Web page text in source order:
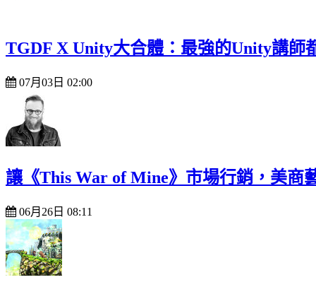
TGDF X Unity大合體：最強的Unity講師
07月03日 02:00
讓《This War of Mine》市場行銷，美商
06月26日 08:11